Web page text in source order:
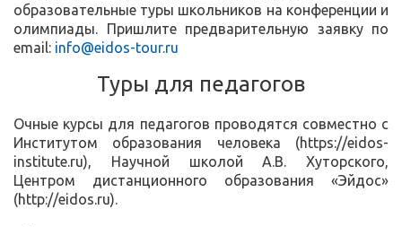
образовательные туры школьников на конференции и
олимпиады. Пришлите предварительную заявку по
email: info@eidos-tour.ru
Туры для педагогов
Очные курсы для педагогов проводятся совместно с
Институтом образования человека (https://eidos-
institute.ru), Научной школой А.В. Хуторского,
Центром дистанционного образования «Эйдос»
(http://eidos.ru).